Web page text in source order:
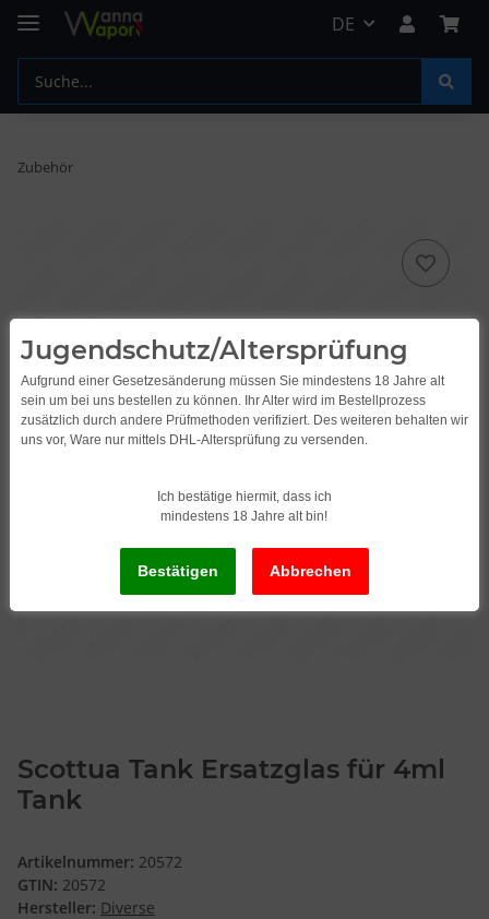
DE
Zubehör
Scottua Tank Ersatzglas für 4ml
Tank
Artikelnummer: 20572
GTIN: 20572
Hersteller: Diverse
Jugendschutz/Altersprüfung
Aufgrund einer Gesetzesänderung müssen Sie mindestens 18 Jahre alt
sein um bei uns bestellen zu können. Ihr Alter wird im Bestellprozess
zusätzlich durch andere Prüfmethoden verifiziert. Des weiteren behalten wir
uns vor, Ware nur mittels DHL-Altersprüfung zu versenden.
Ich bestätige hiermit, dass ich
mindestens 18 Jahre alt bin!